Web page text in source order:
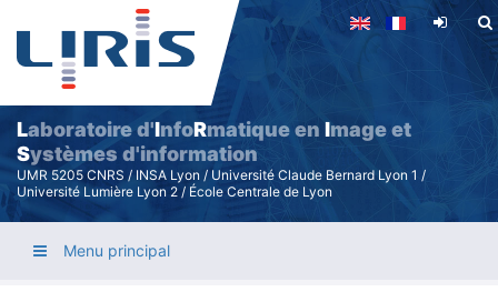
Aller
principal
Laboratoire d'InfoRmatique en Image et
Systèmes d'information
UMR 5205 CNRS / INSA Lyon / Université Claude Bernard Lyon 1 /
Université Lumière Lyon 2 / École Centrale de Lyon
Menu principal